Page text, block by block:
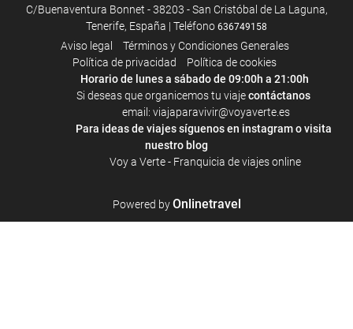
C/Buenaventura Bonnet - 38203 - San Cristóbal de La Laguna,
Tenerife, España | Teléfono 636749158
Aviso legal
Términos y Condiciones Generales
Política de privacidad
Política de cookies
Horario de lunes a sábado de 09:00h a 21:00h
Si deseas que organicemos tu viajecontáctanos
email: viajaparavivir@voyaverte.es
Para ideas de viajes síguenos en instagramo visita
nuestro blog
Voy a Verte - Franquicia de viajes online
Powered byOnlinetravel